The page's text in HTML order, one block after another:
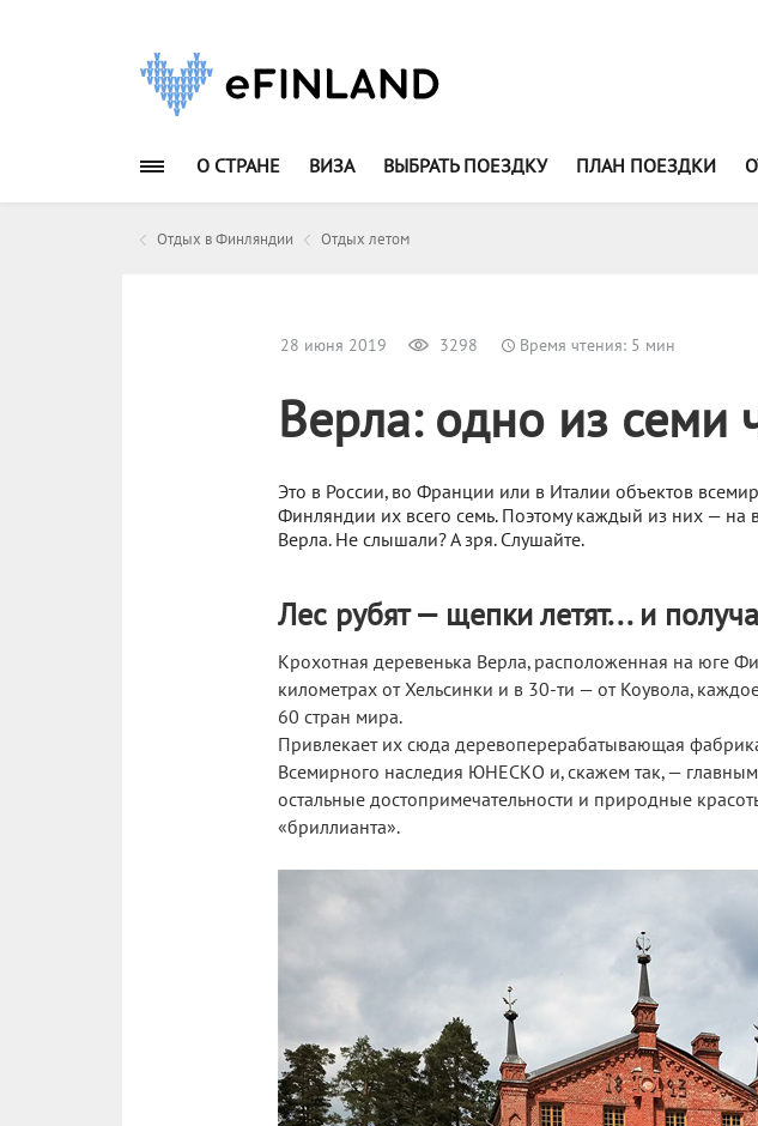
О СТРАНЕ ВИЗА ВЫБРАТЬ ПОЕЗДКУ ПЛАН ПОЕЗДКИ
Отдых в Финляндии Отдых летом
28 июня 2019 3298 Время чтения: 5 мин
Верла: одно из семи
Это в России, во Франции или в Италии объектов
Финляндии их всего семь. Поэтому каждый из них — на
Верла. Не слышали? А зря. Слушайте.
Лес рубят — щепки летят... и
Крохотная деревенька Верла, расположенная на юге
километрах от Хельсинки и в 30-ти — от Коувола,
60 стран мира.
Привлекает их сюда деревоперерабатывающая
Всемирного наследия ЮНЕСКО и, скажем так, —
остальные достопримечательности и природные
«бриллианта».